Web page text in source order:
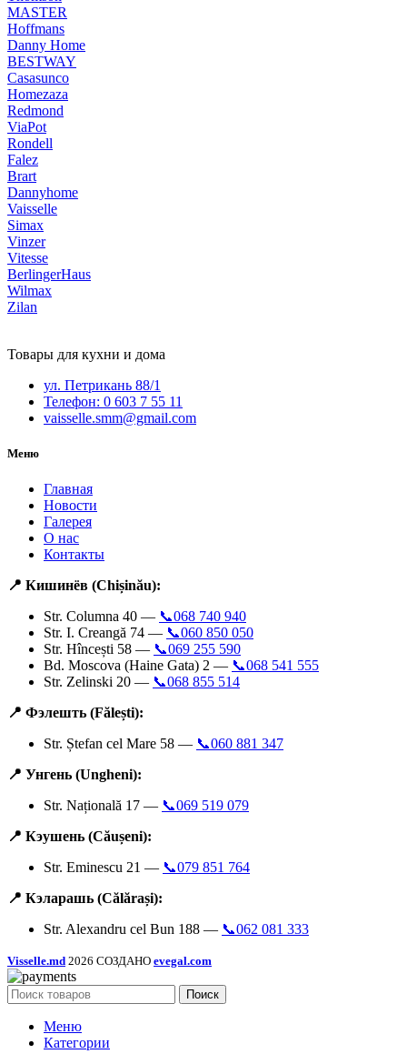
MASTER
Hoffmans
Danny Home
BESTWAY
Casasunco
Homezaza
Redmond
ViaPot
Rondell
Falez
Brart
Dannyhome
Vaisselle
Simax
Vinzer
Vitesse
BerlingerHaus
Wilmax
Zilan
Товары для кухни и дома
ул. Петрикань 88/1
Телефон: 0 603 7 55 11
vaisselle.smm@gmail.com
Меню
Главная
Новости
Галерея
О нас
Контакты
📍 Кишинёв (Chișinău):
Str. Columna 40 — 📞068 740 940
Str. I. Creangă 74 — 📞060 850 050
Str. Hîncești 58 — 📞069 255 590
Bd. Moscova (Haine Gata) 2 — 📞068 541 555
Str. Zelinski 20 — 📞068 855 514
📍 Фэлешть (Fălești):
Str. Ștefan cel Mare 58 — 📞060 881 347
📍 Унгень (Ungheni):
Str. Națională 17 — 📞069 519 079
📍 Кэушень (Căușeni):
Str. Eminescu 21 — 📞079 851 764
📍 Кэларашь (Călărași):
Str. Alexandru cel Bun 188 — 📞062 081 333
Visselle.md 2026 СОЗДАНО evegal.com
Поиск
Меню
Категории